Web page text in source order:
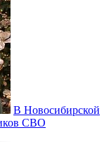
В Новосибирской
СВО